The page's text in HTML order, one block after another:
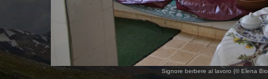
Signore berbere al lavoro (© Elena